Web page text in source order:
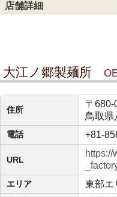
店舗詳細
大江ノ郷製麺所
住所
〒680-
鳥取県
電話 +81-
URL
エリア 東部エ